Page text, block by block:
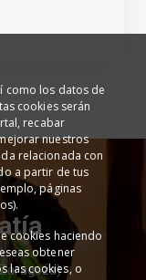
como los datos de
cookies serán
recabar
nuestros
relacionada con
a partir de tus
páginas
cookies haciendo
obtener
las cookies, o